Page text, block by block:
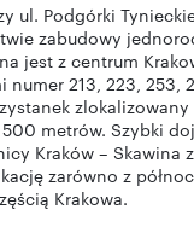
ul. Podgórki
zabudowy
jest z centrum
numer 213, 223, 253,
zlokalizowany
metrów. Szybki
Kraków – Skawina
zarówno z
Krakowa.